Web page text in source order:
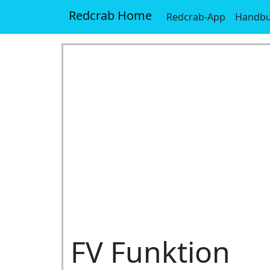
Redcrab Home Redcrab-App
FV Funktion